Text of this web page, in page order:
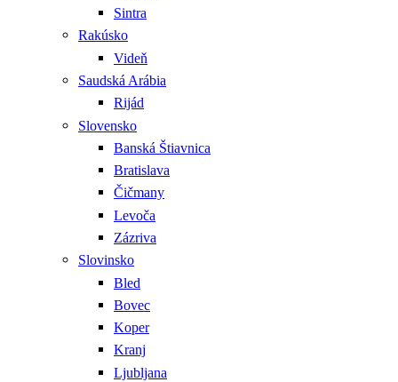
Sintra
Rakúsko
Videň
Saudská Arábia
Rijád
Slovensko
Banská Štiavnica
Bratislava
Čičmany
Levoča
Zázriva
Slovinsko
Bled
Bovec
Koper
Kranj
Ljubljana